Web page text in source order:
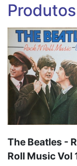
The Beatles -
Roll Music Vol